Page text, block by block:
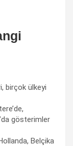
birçok ülkeyi
gösterimler
Belçika